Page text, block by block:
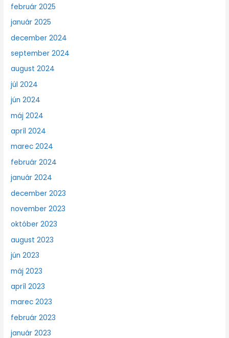
február 2025
január 2025
december 2024
september 2024
august 2024
júl 2024
jún 2024
máj 2024
apríl 2024
marec 2024
február 2024
január 2024
december 2023
november 2023
október 2023
august 2023
jún 2023
máj 2023
apríl 2023
marec 2023
február 2023
január 2023